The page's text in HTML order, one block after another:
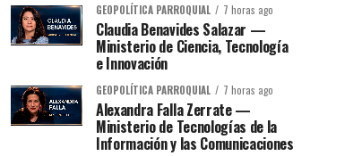
GEOPOLÍTICA PARROQUIAL 7 horas ago
Claudia Benavides Salazar —
Ministerio de Ciencia, Tecnología
e Innovación
GEOPOLÍTICA PARROQUIAL 7 horas ago
Alexandra Falla Zerrate —
Ministerio de Tecnologías de la
Información y las Comunicaciones